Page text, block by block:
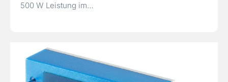
500 W Leistung im…